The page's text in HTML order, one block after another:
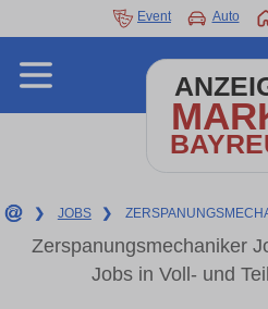
Event Auto
❯ JOBS ❯
Zerspanungsmechaniker
Jobs in Voll- und